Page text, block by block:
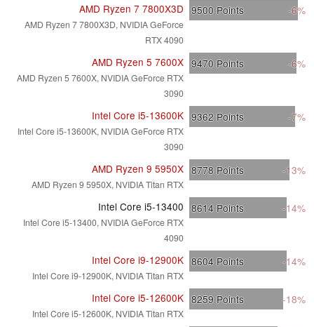
AMD Ryzen 7 7800X3D
AMD Ryzen 7 7800X3D, NVIDIA GeForce
RTX 4090
9500 Points -6%
AMD Ryzen 5 7600X
AMD Ryzen 5 7600X, NVIDIA GeForce RTX
3090
9470 Points -6%
Intel Core i5-13600K
Intel Core i5-13600K, NVIDIA GeForce RTX
3090
9362 Points -7%
AMD Ryzen 9 5950X
AMD Ryzen 9 5950X, NVIDIA Titan RTX
8778 Points -13%
Intel Core i5-13400
Intel Core i5-13400, NVIDIA GeForce RTX
4090
8614 Points -14%
Intel Core i9-12900K
Intel Core i9-12900K, NVIDIA Titan RTX
8604 Points -14%
Intel Core i5-12600K
Intel Core i5-12600K, NVIDIA Titan RTX
8259 Points -18%